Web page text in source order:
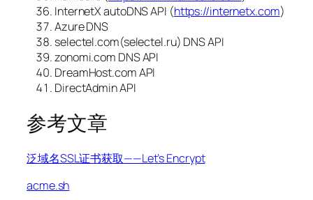
InternetX autoDNS API (https://internetx.com)
Azure DNS
selectel.com(selectel.ru) DNS API
zonomi.com DNS API
DreamHost.com API
DirectAdmin API
参考文章
泛域名SSL证书获取——Let’s Encrypt
acme.sh